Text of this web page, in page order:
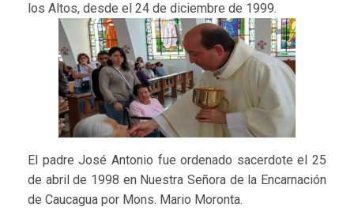
los Altos, desde el 24 de diciembre de 1999.
El padre José Antonio fue ordenado sacerdote el 25
de abril de 1998 en Nuestra Señora de la Encarnación
de Caucagua por Mons. Mario Moronta.